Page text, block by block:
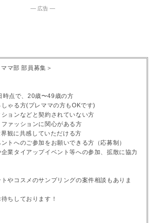
― 広告 ―
マ部 部員募集＞
時点で、20歳〜49歳の方
しゃる方(プレママの方もOKです)
ションなどと契約されていない方
ファッションに関心がある方
観に共感していただける方
ントへのご参加をお願いできる方（応募制）
企業タイアップイベント等への参加、拡散に協力
やコスメのサンプリングの案件相談もありま
ちしております！